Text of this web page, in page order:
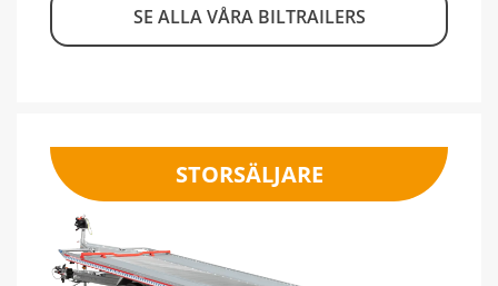
SE ALLA VÅRA BILTRAILERS
STORSÄLJARE